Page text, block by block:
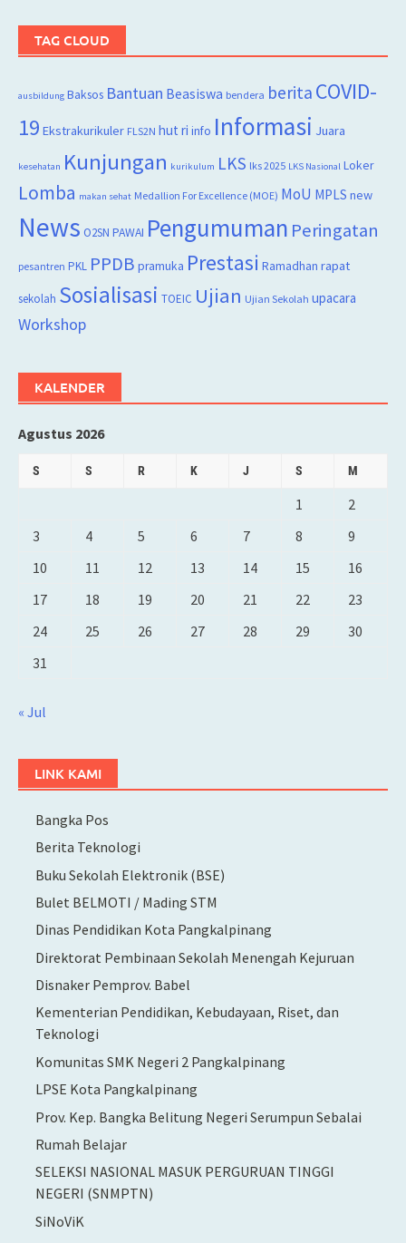
TAG CLOUD
ausbildung Baksos Bantuan Beasiswa bendera berita COVID-
19 Ekstrakurikuler FLS2N hut ri info Informasi Juara
kesehatan Kunjungan kurikulum LKS lks 2025 LKS Nasional Loker
Lomba makan sehat Medallion For Excellence (MOE) MoU MPLS new
News O2SN PAWAI Pengumuman Peringatan
pesantren PKL PPDB pramuka Prestasi Ramadhan rapat
sekolah Sosialisasi TOEIC Ujian Ujian Sekolah upacara
Workshop
KALENDER
Agustus 2026
S S R K J S M
1
2
3
4 5 6 7 8
9
10
11 12 13 14 15
16
17
18 19 20 21 22
23
24
25 26 27 28 29
30
31
« Jul
LINK KAMI
Bangka Pos
Berita Teknologi
Buku Sekolah Elektronik (BSE)
Bulet BELMOTI / Mading STM
Dinas Pendidikan Kota Pangkalpinang
Direktorat Pembinaan Sekolah Menengah Kejuruan
Disnaker Pemprov. Babel
Kementerian Pendidikan, Kebudayaan, Riset, dan
Teknologi
Komunitas SMK Negeri 2 Pangkalpinang
LPSE Kota Pangkalpinang
Prov. Kep. Bangka Belitung Negeri Serumpun Sebalai
Rumah Belajar
SELEKSI NASIONAL MASUK PERGURUAN TINGGI
NEGERI (SNMPTN)
SiNoViK